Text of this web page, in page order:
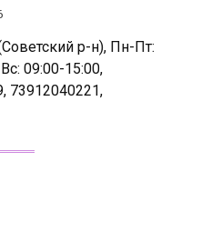
р-н), Пн-Пт:
09:00-15:00,
73912040221,